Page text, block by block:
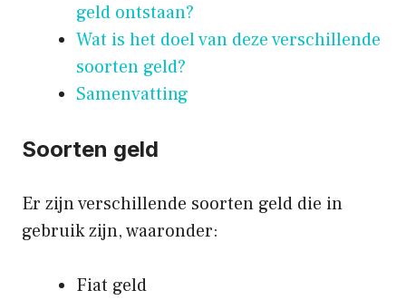
geld ontstaan?
Wat is het doel van deze verschillende
soorten geld?
Samenvatting
Soorten geld
Er zijn verschillende soorten geld die in
gebruik zijn, waaronder:
Fiat geld